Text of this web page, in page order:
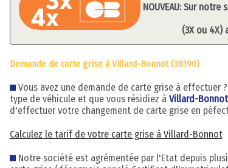
NOUVEAU: Sur
(3X ou 4X)
Demande de carte grise à Villard-Bonnot (38190)
Vous avez une demande de carte grise à effectuer
type de véhicule et que vous résidiez à Villard-Bonnot
d'effectuer votre changement de carte grise en
Calculez le tarif de votre carte grise à Villard-Bonnot
Notre société est agrémentée par l'Etat depuis